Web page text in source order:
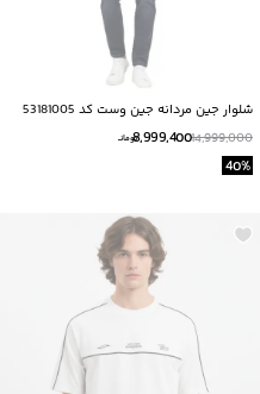
شلوار جين مردانه جين وست كد 53181005
14,999,000
8,999,400تومانــ
40%